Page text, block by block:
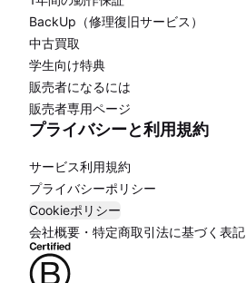
BackUp（修理復旧サービス）
中古買取
学生向け特典
販売者になるには
販売者専用ページ
プライバシーと利用規約
サービス利用規約
プライバシーポリシー
Cookieポリシー
会社概要・特定商取引法に基づく表記